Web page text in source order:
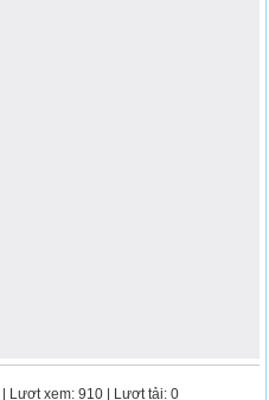
| Lượt xem: 910 | Lượt tải: 0